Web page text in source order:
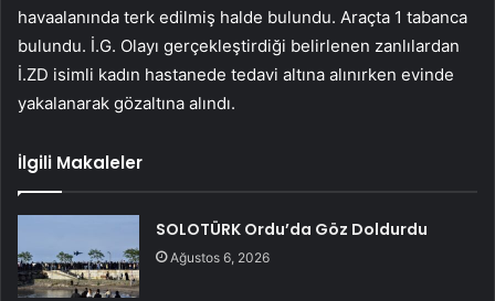
havaalanında terk edilmiş halde bulundu. Araçta 1 tabanca
bulundu. İ.G. Olayı gerçekleştirdiği belirlenen zanlılardan
İ.ZD isimli kadın hastanede tedavi altına alınırken evinde
yakalanarak gözaltına alındı.
İlgili Makaleler
SOLOTÜRK Ordu’da Göz Doldurdu
Ağustos 6, 2026